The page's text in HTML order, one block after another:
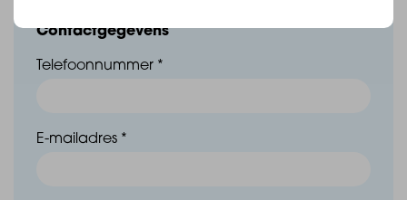
een werkende waterpomp, waarmee grondwater
bijvoorbeeld tuinirrigatie;
Contactgegevens
Telefoonnummer *
E-mailadres *